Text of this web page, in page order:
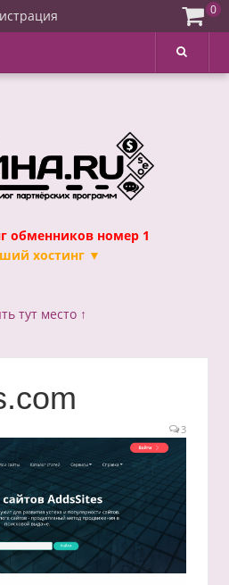
обменников номер 1
хостинг ▼
тут место ↑
3
0